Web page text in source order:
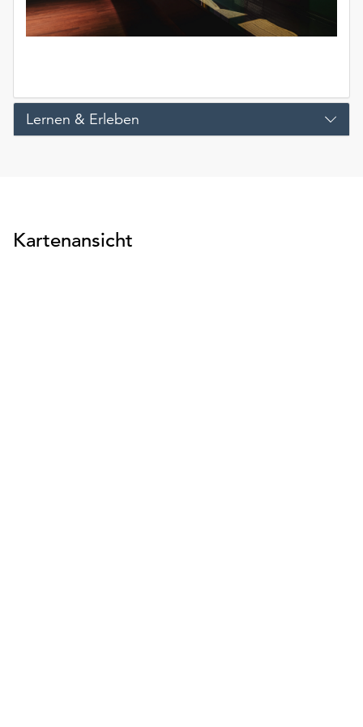
unserer
Datenschutzerklärung
.
Lernen & Erleben
Kartenansicht